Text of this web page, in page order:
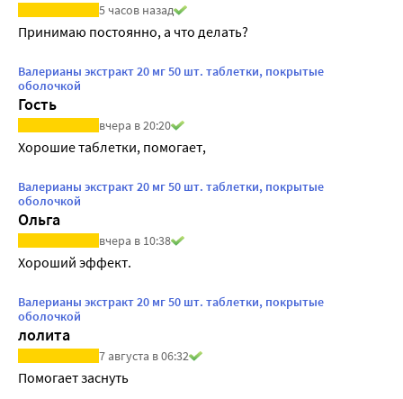
5 часов назад
Принимаю постоянно, а что делать?
Валерианы экстракт 20 мг 50 шт. таблетки, покрытые
оболочкой
Гость
вчера в 20:20
Хорошие таблетки, помогает,
Валерианы экстракт 20 мг 50 шт. таблетки, покрытые
оболочкой
Ольга
вчера в 10:38
Хороший эффект.
Валерианы экстракт 20 мг 50 шт. таблетки, покрытые
оболочкой
лолита
7 августа в 06:32
Помогает заснуть